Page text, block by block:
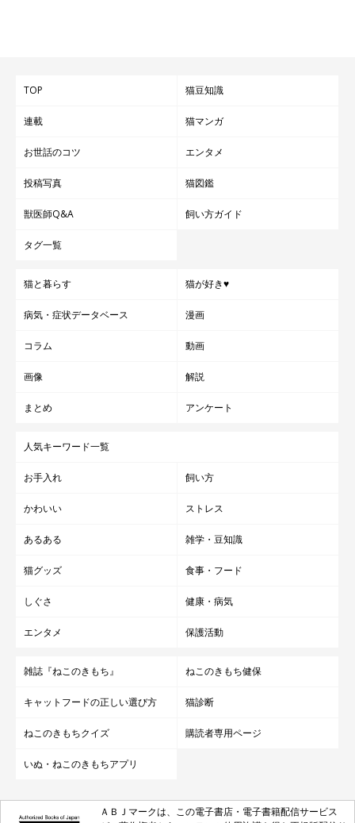
TOP 猫豆知識
連載 猫マンガ
お世話のコツ エンタメ
投稿写真 猫図鑑
獣医師Q&A 飼い方ガイド
タグ一覧
猫と暮らす 猫が好き♥
病気・症状データベース 漫画
コラム 動画
画像 解説
まとめ アンケート
人気キーワード一覧
お手入れ 飼い方
かわいい ストレス
あるある 雑学・豆知識
猫グッズ 食事・フード
しぐさ 健康・病気
エンタメ 保護活動
雑誌『ねこのきもち』 ねこのきもち健保
キャットフードの正しい選び方 猫診断
ねこのきもちクイズ 購読者専用ページ
いぬ・ねこのきもちアプリ
ＡＢＪマークは、この電子書店・電子書籍配信サービス